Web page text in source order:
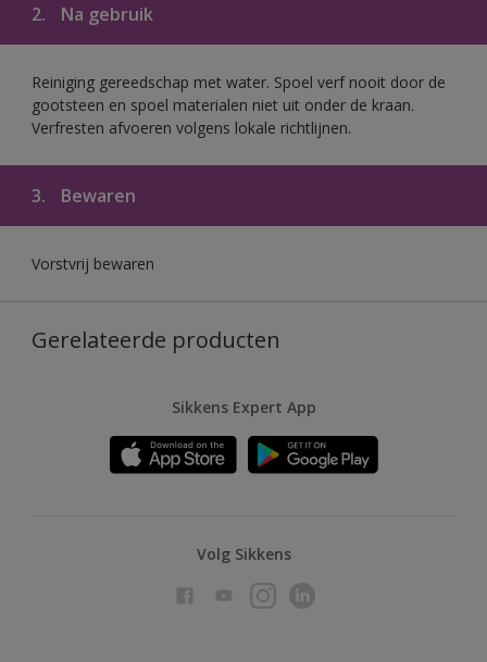
2. Na gebruik
Reiniging gereedschap met water. Spoel verf nooit door de
gootsteen en spoel materialen niet uit onder de kraan.
Verfresten afvoeren volgens lokale richtlijnen.
3. Bewaren
Vorstvrij bewaren
Gerelateerde producten
Sikkens Expert App
Volg Sikkens